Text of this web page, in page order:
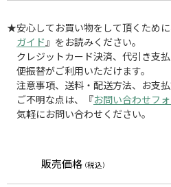
★安心してお買い物をして頂くため
ガイド 』をお読みください。
クレジットカード決済、代引き支
便振替がご利用いただけます。
注意事項、送料・配送方法、お支
ご不明な点は、『お問い合わせフ
気軽にお問い合わせください。
販売価格 (税込)